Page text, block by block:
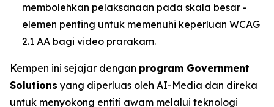
membolehkan pelaksanaan pada skala besar -
elemen penting untuk memenuhi keperluan WCAG
2.1 AA bagi video prarakam.
Kempen ini sejajar dengan program Government
Solutions yang diperluas oleh AI-Media dan direka
untuk menyokong entiti awam melalui teknologi